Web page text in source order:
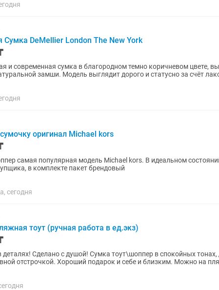
Сумка DeMellier London The New York
и современная сумка в благородном темно коричневом цвете,
замши. Модель выглядит дорого и статусно за счёт
оригинал Michael kors
самая популярная модель Michael kors. В идеальном
в комплекте пакет брендовый
сегодня
тоут (ручная работа в ед.экз)
деталях! Сделано с душой! Сумка тоут\шоппер в спокойных тонах,
отстрочкой. Хороший подарок и себе и близким. Можно на